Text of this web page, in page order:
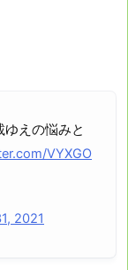
ゆえの悩みと
VYXGO
2021